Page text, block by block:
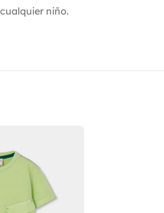
niño.